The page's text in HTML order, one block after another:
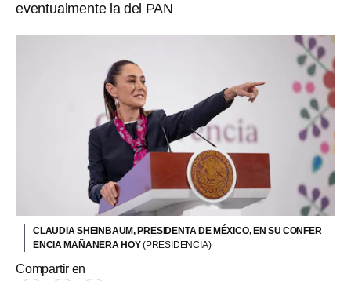
eventualmente la del PAN
CLAUDIA SHEINBAUM, PRESIDENTA DE MÉXICO, EN SU CONFER
ENCIA MAÑANERA HOY(PRESIDENCIA)
Compartir en